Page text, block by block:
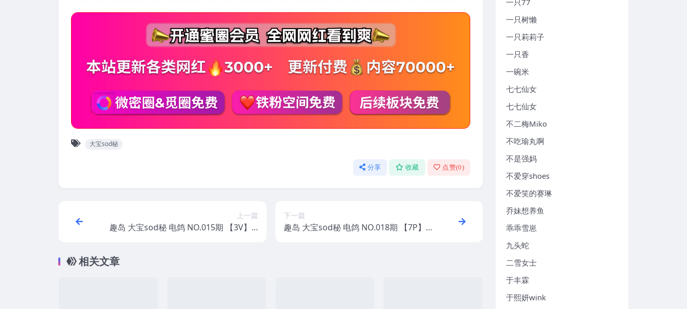
大宝sod秘
分享 收藏 点赞(0)
上一篇
趣岛 大宝sod秘 电鸽 NO.015期 【3V】 2
下一篇
趣岛 大宝sod秘 电鸽 NO.018期 【7P】 2
相关文章
一只77
一只树懒
一只莉莉子
一只香
一碗米
七七仙女
七七仙女
不二梅Miko
不吃瑜丸啊
不是强妈
不爱穿shoes
不爱笑的赛琳
乔妹想养鱼
乖乖雪崽
九头蛇
二雪女士
于丰霖
于熙妍wink